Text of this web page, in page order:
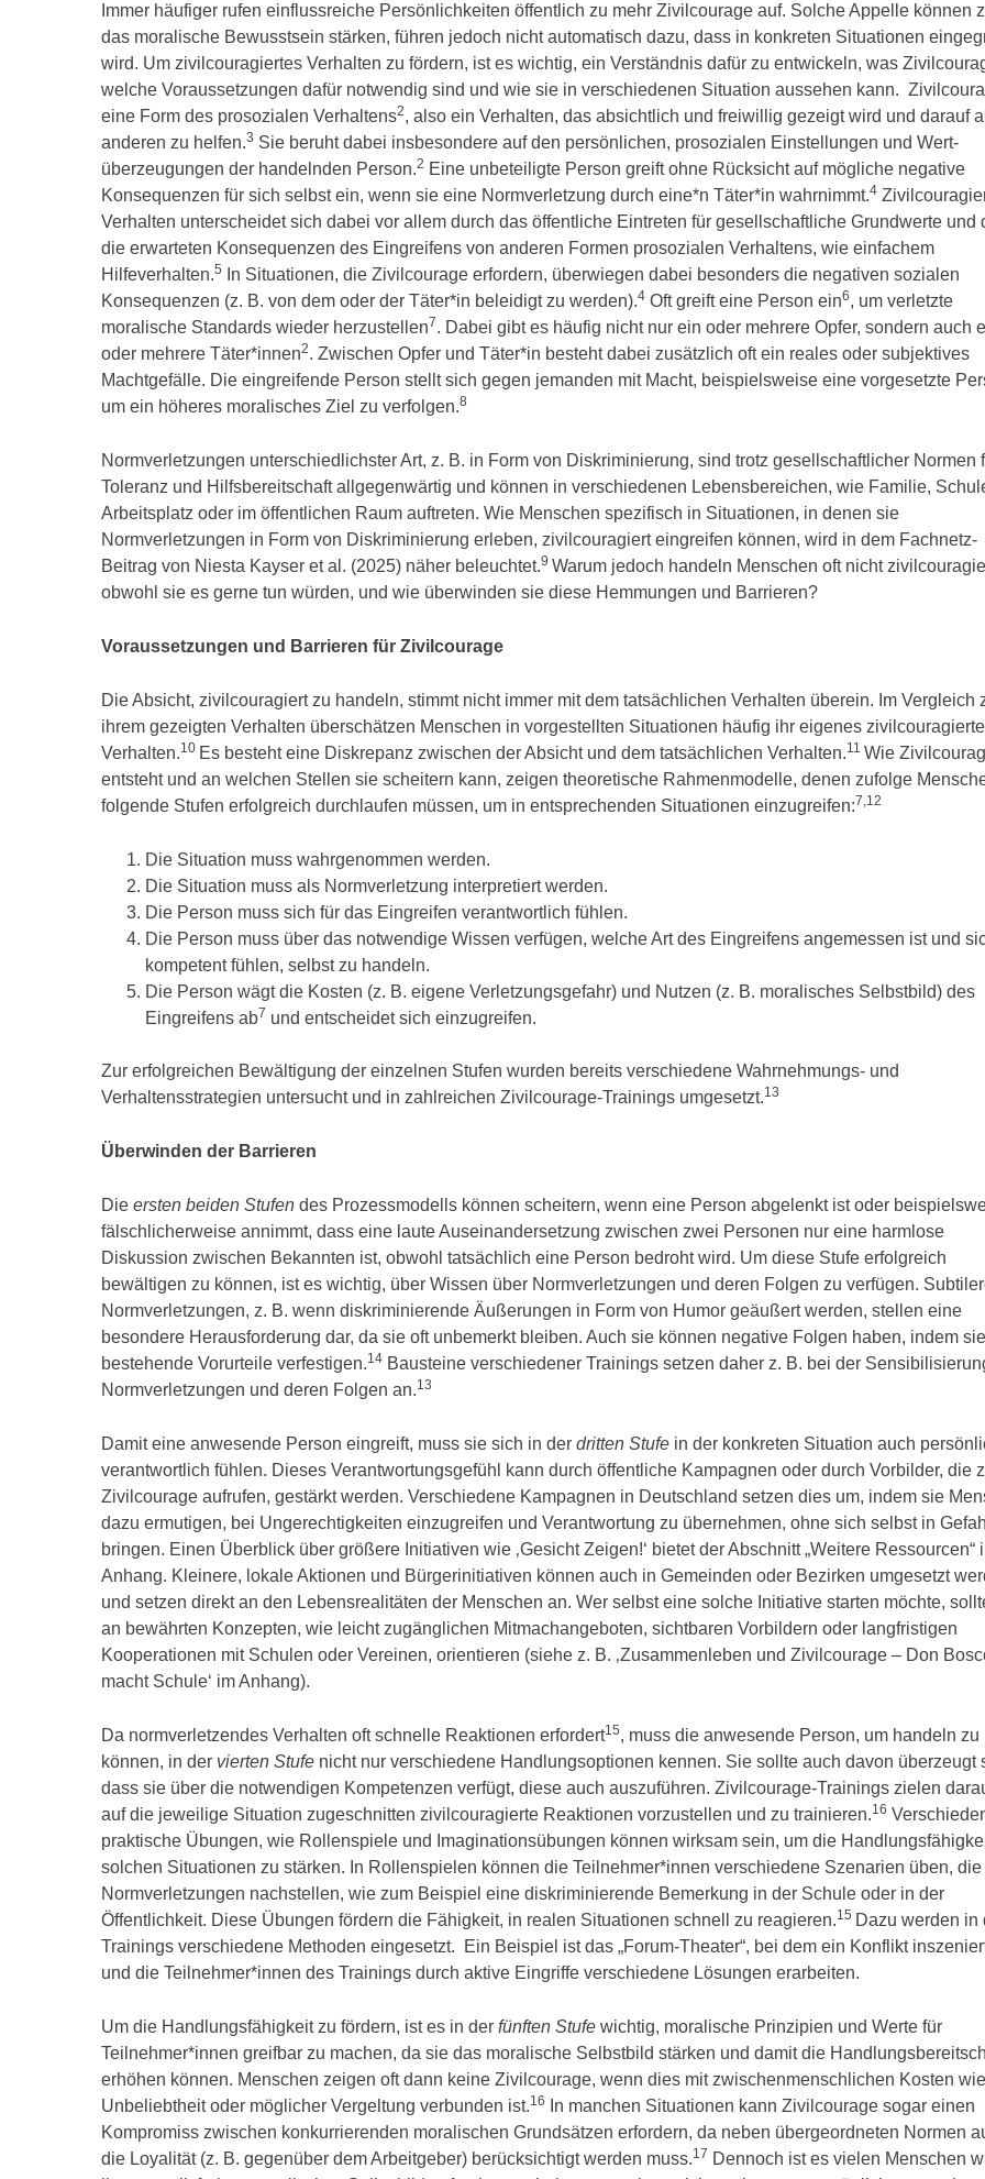
Immer häufiger rufen einflussreiche Persönlichkeiten öffentlich zu mehr Zivilcourage auf. Solche Appelle können
das moralische Bewusstsein stärken, führen jedoch nicht automatisch dazu, dass in konkreten Situationen
wird. Um zivilcouragiertes Verhalten zu fördern, ist es wichtig, ein Verständnis dafür zu entwickeln, was
welche Voraussetzungen dafür notwendig sind und wie sie in verschiedenen Situation aussehen kann.
eine Form des prosozialen Verhaltens2, also ein Verhalten, das absichtlich und freiwillig gezeigt wird und darauf
anderen zu helfen.3 Sie beruht dabei insbesondere auf den persönlichen, prosozialen Einstellungen und Wert­
überzeugungen der handelnden Person.2 Eine unbeteiligte Person greift ohne Rücksicht auf mögliche negative
Konsequenzen für sich selbst ein, wenn sie eine Normverletzung durch eine*n Täter*in wahrnimmt.4
Verhalten unterscheidet sich dabei vor allem durch das öffentliche Eintreten für gesellschaftliche Grundwerte und
die erwarteten Konsequenzen des Eingreifens von anderen Formen prosozialen Verhaltens, wie einfachem
Hilfeverhalten.5
In Situationen, die Zivilcourage erfordern, überwiegen dabei besonders die negativen sozialen
Konsequenzen (z. B. von dem oder der Täter*in beleidigt zu werden).4 Oft greift eine Person ein6, um verletzte
moralische Standards wieder herzustellen7. Dabei gibt es häufig nicht nur ein oder mehrere Opfer, sondern auch
oder mehrere Täter*innen2. Zwischen Opfer und Täter*in besteht dabei zusätzlich oft ein reales oder subjektives
Machtgefälle. Die eingreifende Person stellt sich gegen jemanden mit Macht, beispielsweise eine vorgesetzte
um ein höheres moralisches Ziel zu verfolgen.8
Normverletzungen unterschiedlichster Art, z. B. in Form von Diskriminierung, sind trotz gesellschaftlicher Normen
Toleranz und Hilfsbereitschaft allgegenwärtig und können in verschiedenen Lebensbereichen, wie Familie,
Arbeitsplatz oder im öffentlichen Raum auftreten. Wie Menschen spezifisch in Situationen, in denen sie
Normverletzungen in Form von Diskriminierung erleben, zivilcouragiert eingreifen können, wird in dem Fachnetz-
Beitrag von Niesta Kayser et al. (2025) näher beleuchtet.9 Warum jedoch handeln Menschen oft nicht
obwohl sie es gerne tun würden, und wie überwinden sie diese Hemmungen und Barrieren?
Voraussetzungen und Barrieren für Zivilcourage
Die Absicht, zivilcouragiert zu handeln, stimmt nicht immer mit dem tatsächlichen Verhalten überein. Im Vergleich
ihrem gezeigten Verhalten überschätzen Menschen in vorgestellten Situationen häufig ihr eigenes
Verhalten.10 Es besteht eine Diskrepanz zwischen der Absicht und dem tatsächlichen Verhalten.11 Wie
entsteht und an welchen Stellen sie scheitern kann, zeigen theoretische Rahmenmodelle, denen zufolge
folgende Stufen erfolgreich durchlaufen müssen, um in entsprechenden Situationen einzugreifen:7,12
Die Situation muss wahrgenommen werden.
Die Situation muss als Normverletzung interpretiert werden.
Die Person muss sich für das Eingreifen verantwortlich fühlen.
Die Person muss über das notwendige Wissen verfügen, welche Art des Eingreifens angemessen ist und
kompetent fühlen, selbst zu handeln.
Die Person wägt die Kosten (z. B. eigene Verletzungsgefahr) und Nutzen (z. B. moralisches Selbstbild) des
Eingreifens ab7 und entscheidet sich einzugreifen.
Zur erfolgreichen Bewältigung der einzelnen Stufen wurden bereits verschiedene Wahrnehmungs- und
Verhaltensstrategien untersucht und in zahlreichen Zivilcourage-Trainings umgesetzt.13
Überwinden der Barrieren
Die ersten beiden Stufen des Prozessmodells können scheitern, wenn eine Person abgelenkt ist oder
fälschlicherweise annimmt, dass eine laute Auseinandersetzung zwischen zwei Personen nur eine harmlose
Diskussion zwischen Bekannten ist, obwohl tatsächlich eine Person bedroht wird. Um diese Stufe erfolgreich
bewältigen zu können, ist es wichtig, über Wissen über Normverletzungen und deren Folgen zu verfügen.
Normverletzungen, z. B. wenn diskriminierende Äußerungen in Form von Humor geäußert werden, stellen eine
besondere Herausforderung dar, da sie oft unbemerkt bleiben. Auch sie können negative Folgen haben, indem sie
bestehende Vorurteile verfestigen.14 Bausteine verschiedener Trainings setzen daher z. B. bei der
Normverletzungen und deren Folgen an.13
Damit eine anwesende Person eingreift, muss sie sich in der dritten Stufe in der konkreten Situation auch
verantwortlich fühlen. Dieses Verantwortungsgefühl kann durch öffentliche Kampagnen oder durch Vorbilder, die
Zivilcourage aufrufen, gestärkt werden. Verschiedene Kampagnen in Deutschland setzen dies um, indem sie
dazu ermutigen, bei Ungerechtigkeiten einzugreifen und Verantwortung zu übernehmen, ohne sich selbst in
bringen. Einen Überblick über größere Initiativen wie ‚Gesicht Zeigen!‘ bietet der Abschnitt „Weitere Ressourcen“
Anhang. Kleinere, lokale Aktionen und Bürgerinitiativen können auch in Gemeinden oder Bezirken umgesetzt
und setzen direkt an den Lebensrealitäten der Menschen an. Wer selbst eine solche Initiative starten möchte,
an bewährten Konzepten, wie leicht zugänglichen Mitmachangeboten, sichtbaren Vorbildern oder langfristigen
Kooperationen mit Schulen oder Vereinen, orientieren (siehe z. B. ‚Zusammenleben und Zivilcourage – Don
macht Schule‘ im Anhang).
Da normverletzendes Verhalten oft schnelle Reaktionen erfordert15, muss die anwesende Person, um handeln zu
können, in der vierten Stufe nicht nur verschiedene Handlungsoptionen kennen. Sie sollte auch davon überzeugt
dass sie über die notwendigen Kompetenzen verfügt, diese auch auszuführen. Zivilcourage-Trainings zielen
auf die jeweilige Situation zugeschnitten zivilcouragierte Reaktionen vorzustellen und zu trainieren.16
praktische Übungen, wie Rollenspiele und Imaginationsübungen können wirksam sein, um die
solchen Situationen zu stärken. In Rollenspielen können die Teilnehmer*innen verschiedene Szenarien üben,
Normverletzungen nachstellen, wie zum Beispiel eine diskriminierende Bemerkung in der Schule oder in der
Öffentlichkeit. Diese Übungen fördern die Fähigkeit, in realen Situationen schnell zu reagieren.15 Dazu werden in
Trainings verschiedene Methoden eingesetzt. Ein Beispiel ist das „Forum-Theater“, bei dem ein Konflikt
und die Teilnehmer*innen des Trainings durch aktive Eingriffe verschiedene Lösungen erarbeiten.
Um die Handlungsfähigkeit zu fördern, ist es in der fünften Stufe wichtig, moralische Prinzipien und Werte für
Teilnehmer*innen greifbar zu machen, da sie das moralische Selbstbild stärken und damit die
erhöhen können. Menschen zeigen oft dann keine Zivilcourage, wenn dies mit zwischenmenschlichen Kosten wie
Unbeliebtheit oder möglicher Vergeltung verbunden ist.16
In manchen Situationen kann Zivilcourage sogar einen
Kompromiss zwischen konkurrierenden moralischen Grundsätzen erfordern, da neben übergeordneten Normen
die Loyalität (z. B. gegenüber dem Arbeitgeber) berücksichtigt werden muss.17 Dennoch ist es vielen Menschen